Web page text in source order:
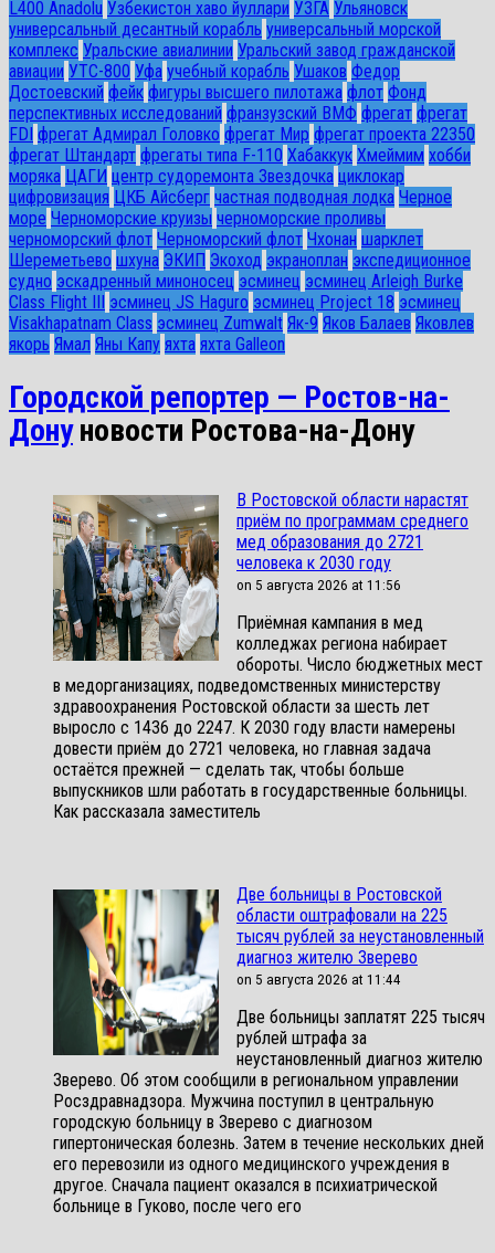
L400 Anadolu Узбекистон хаво йуллари УЗГА Ульяновск
универсальный десантный корабль универсальный морской
комплекс Уральские авиалинии Уральский завод гражданской
авиации УТС-800 Уфа учебный корабль Ушаков Федор
Достоевский фейк фигуры высшего пилотажа флот Фонд
перспективных исследований франзузский ВМФ фрегат фрегат
FDI фрегат Адмирал Головко фрегат Мир фрегат проекта 22350
фрегат Штандарт фрегаты типа F-110 Хабаккук Хмеймим хобби
моряка ЦАГИ центр судоремонта Звездочка циклокар
цифровизация ЦКБ Айсберг частная подводная лодка Черное
море Черноморские круизы черноморские проливы
черноморский флот Черноморский флот Чхонан шарклет
Шереметьево шхуна ЭКИП Экоход экраноплан экспедиционное
судно эскадренный миноносец эсминец эсминец Arleigh Burke
Class Flight III
эсминец JS Haguro эсминец Project 18 эсминец
Visakhapatnam Class эсминец Zumwalt Як-9 Яков Балаев Яковлев
якорь Ямал Яны Капу яхта яхта Galleon
Городской репортер — Ростов-на-
Дону новости Ростова-на-Дону
В Ростовской области нарастят
приём по программам среднего
мед образования до 2721
человека к 2030 году
on 5 августа 2026 at 11:56
Приёмная кампания в мед
колледжах региона набирает
обороты. Число бюджетных мест
в медорганизациях, подведомственных министерству
здравоохранения Ростовской области за шесть лет
выросло с 1436 до 2247. К 2030 году власти намерены
довести приём до 2721 человека, но главная задача
остаётся прежней — сделать так, чтобы больше
выпускников шли работать в государственные больницы.
Как рассказала заместитель
Две больницы в Ростовской
области оштрафовали на 225
тысяч рублей за неустановленный
диагноз жителю Зверево
on 5 августа 2026 at 11:44
Две больницы заплатят 225 тысяч
рублей штрафа за
неустановленный диагноз жителю
Зверево. Об этом сообщили в региональном управлении
Росздравнадзора. Мужчина поступил в центральную
городскую больницу в Зверево с диагнозом
гипертоническая болезнь. Затем в течение нескольких дней
его перевозили из одного медицинского учреждения в
другое. Сначала пациент оказался в психиатрической
больнице в Гуково, после чего его